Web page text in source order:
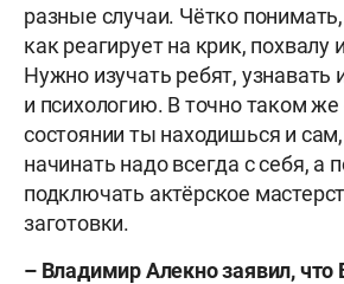
разные случаи. Чётко
как реагирует на крик, похвалу
Нужно изучать ребят, узнавать
и психологию. В точно таком же
состоянии ты находишься и
начинать надо всегда с себя, а
подключать актёрское
заготовки.
– Владимир Алекно заявил, что